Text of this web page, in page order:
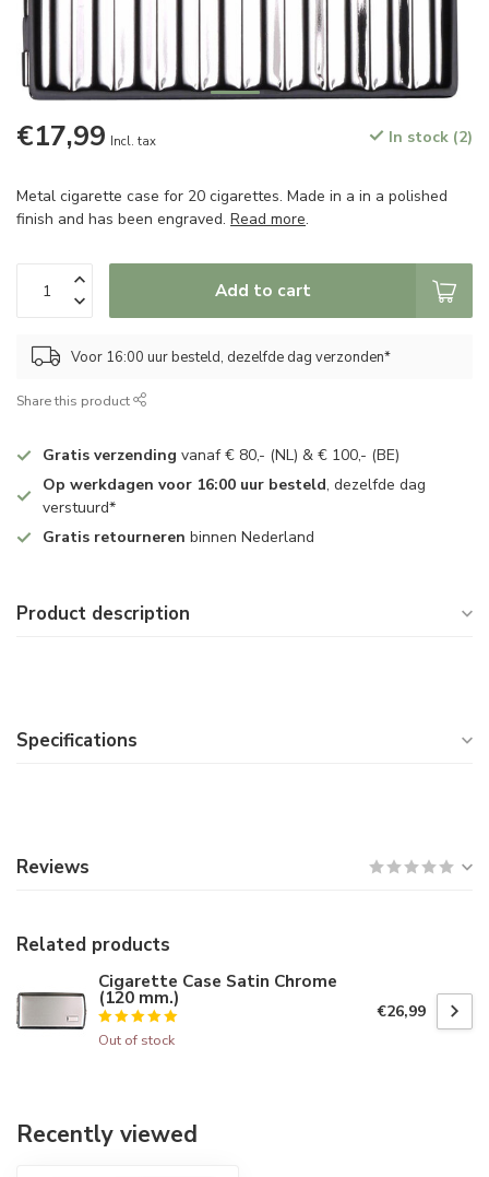
€17,99 Incl. tax In stock (2)
Metal cigarette case for 20 cigarettes. Made in a in a polished
finish and has been engraved. Read more.
Add to cart
Voor 16:00 uur besteld, dezelfde dag verzonden*
Share this product
Gratis verzending vanaf € 80,- (NL) & € 100,- (BE)
Op werkdagen voor 16:00 uur besteld, dezelfde dag
verstuurd*
Gratis retourneren binnen Nederland
Product description
Specifications
Reviews
Related products
Cigarette Case Satin Chrome
(120 mm.)
Out of stock
€26,99
Recently viewed